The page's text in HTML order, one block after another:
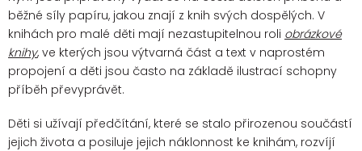
běžné síly papíru, jakou znají z knih svých dospělých. V
knihách pro malé děti mají nezastupitelnou roli obrázkové
knihy, ve kterých jsou výtvarná část a text v naprostém
propojení a děti jsou často na základě ilustrací schopny
příběh převyprávět.
Děti si užívají předčítání, které se stalo přirozenou součástí
jejich života a posiluje jejich náklonnost ke knihám, rozvíjí